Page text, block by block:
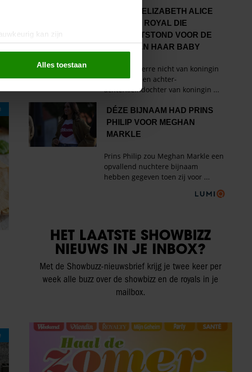
kan zijn
(fingerprinting)
social media te bieden en om ons
met onze partners voor social
andere informatie die u aan ze heeft
akkoord met onze cookies als u
Alles toestaan
HET LAATSTE SHOWBIZZ
NIEUWS IN JE INBOX?
Met de Showbuzz-nieuwsbrief krijg je twee keer per
week alle buzz over de showbizz en de royals in je
mailbox.